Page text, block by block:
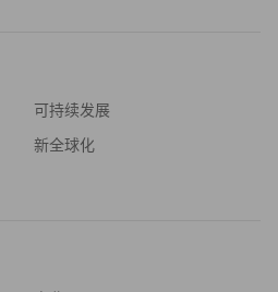
可持续发展
新全球化